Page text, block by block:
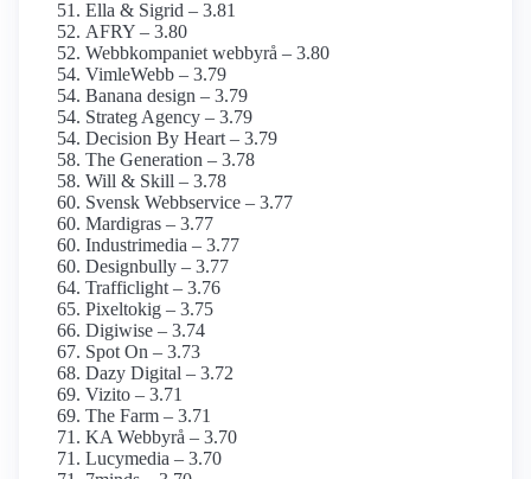
Ella & Sigrid – 3.81
AFRY – 3.80
Webbkompaniet webbyrå – 3.80
VimleWebb – 3.79
Banana design – 3.79
Strateg Agency – 3.79
Decision By Heart – 3.79
The Generation – 3.78
Will & Skill – 3.78
Svensk Webbservice – 3.77
Mardigras – 3.77
Industrimedia – 3.77
Designbully – 3.77
Trafficlight – 3.76
Pixeltokig – 3.75
Digiwise – 3.74
Spot On – 3.73
Dazy Digital – 3.72
Vizito – 3.71
The Farm – 3.71
KA Webbyrå – 3.70
Lucymedia – 3.70